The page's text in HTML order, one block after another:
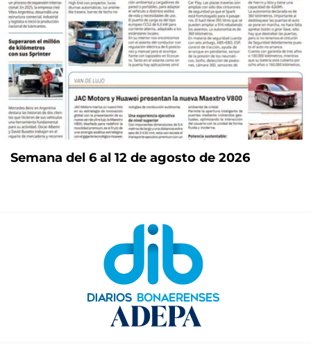
Semana del 6 al 12 de agosto de 2026